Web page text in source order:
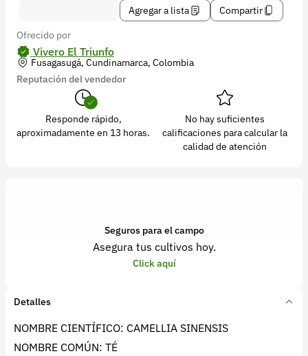
Agregar a lista
Compartir
Ofrecido por
Vivero El Triunfo
Fusagasugá, Cundinamarca, Colombia
Reputación del vendedor
Responde rápido,
aproximadamente en 13 horas.
No hay suficientes
calificaciones para calcular la
calidad de atención
Seguros para el campo
Asegura tus cultivos hoy.
Click aquí
Detalles
NOMBRE CIENTÍFICO: CAMELLIA SINENSIS
NOMBRE COMÚN: TÉ